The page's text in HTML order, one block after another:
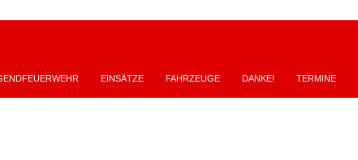
EINSÄTZE FAHRZEUGE DANKE! TERMINE